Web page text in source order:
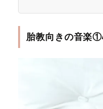
胎教向きの音楽①